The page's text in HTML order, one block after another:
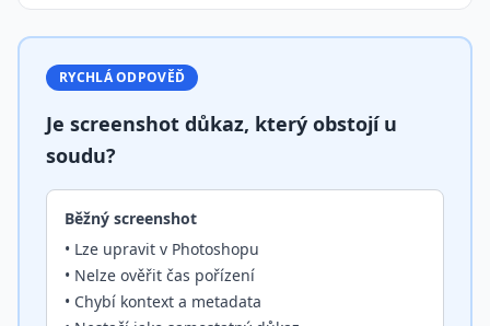
RYCHLÁ ODPOVĚĎ
Je screenshot důkaz, který obstojí u
soudu?
Běžný screenshot
• Lze upravit v Photoshopu
• Nelze ověřit čas pořízení
• Chybí kontext a metadata